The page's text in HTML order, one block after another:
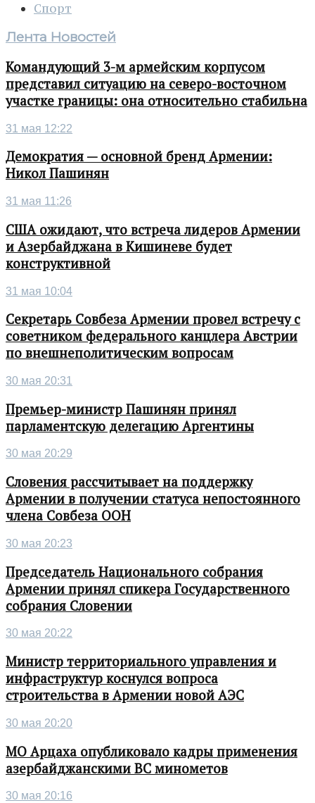
Спорт
Лента Новостей
Командующий 3-м армейским корпусом
представил ситуацию на северо-восточном
участке границы: она относительно стабильна
31 мая 12:22
Демократия — основной бренд Армении:
Никол Пашинян
31 мая 11:26
США ожидают, что встреча лидеров Армении
и Азербайджана в Кишиневе будет
конструктивной
31 мая 10:04
Секретарь Совбеза Армении провел встречу с
советником федерального канцлера Австрии
по внешнеполитическим вопросам
30 мая 20:31
Премьер-министр Пашинян принял
парламентскую делегацию Аргентины
30 мая 20:29
Словения рассчитывает на поддержку
Армении в получении статуса непостоянного
члена Совбеза ООН
30 мая 20:23
Председатель Национального собрания
Армении принял спикера Государственного
собрания Словении
30 мая 20:22
Министр территориального управления и
инфраструктур коснулся вопроса
строительства в Армении новой АЭС
30 мая 20:20
МО Арцаха опубликовало кадры применения
азербайджанскими ВС минометов
30 мая 20:16